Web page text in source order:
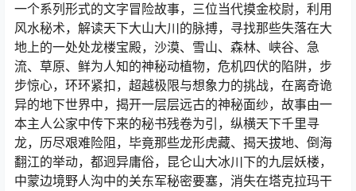
一个系列形式的文字冒险故事，三位当代摸金校尉，利用
风水秘术，解读天下大山大川的脉搏，寻找那些失落在大
地上的一处处龙楼宝殿，沙漠、雪山、森林、峡谷、急
流、草原、鲜为人知的神秘动植物，危机四伏的陷阱，步
步惊心，环环紧扣，超越极限与想象力的挑战，在离奇诡
异的地下世界中，揭开一层层远古的神秘面纱，故事由一
本主人公家中传下来的秘书残卷为引，纵横天下千里寻
龙，历尽艰难险阻，毕竟那些龙形虎藏、揭天拔地、倒海
翻江的举动，都迥异庸俗，昆仑山大冰川下的九层妖楼，
中蒙边境野人沟中的关东军秘密要塞，消失在塔克拉玛干